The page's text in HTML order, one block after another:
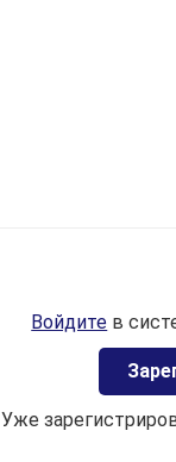
Войдите в
Уже